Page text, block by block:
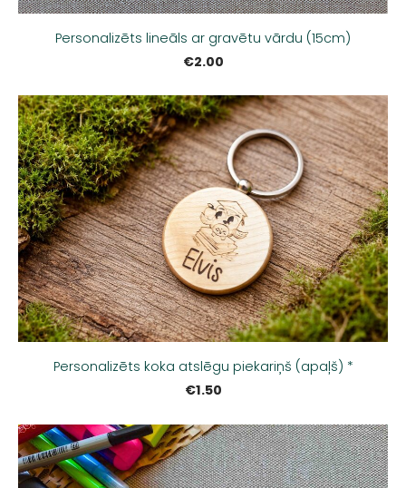
Personalizēts lineāls ar gravētu vārdu (15cm)
€2.00
Personalizēts koka atslēgu piekariņš (apaļš) *
€1.50